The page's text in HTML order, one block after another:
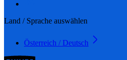
Land / Sprache auswählen
Österreich / Deutsch